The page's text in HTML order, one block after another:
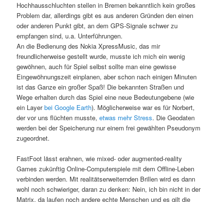
Hochhausschluchten stellen in Bremen bekanntlich kein großes
Problem dar, allerdings gibt es aus anderen Gründen den einen
oder anderen Punkt gibt, an dem GPS-Signale schwer zu
empfangen sind, u.a. Unterführungen.
An die Bedienung des Nokia XpressMusic, das mir
freundlicherweise gestellt wurde, musste ich mich ein wenig
gewöhnen, auch für Spiel selbst sollte man eine gewisse
Eingewöhnungszeit einplanen, aber schon nach einigen Minuten
ist das Ganze ein großer Spaß! Die bekannten Straßen und
Wege erhalten durch das Spiel eine neue Bedeutungebene (wie
ein Layerbei Google Earth). Möglicherweise war es für Norbert,
der vor uns flüchten musste,etwas mehr Stress. Die Geodaten
werden bei der Speicherung nur einem frei gewählten Pseudonym
zugeordnet.
FastFoot lässt erahnen, wie mixed- oder augmented-reality
Games zukünftig Online-Computerspiele mit dem Offline-Leben
verbinden werden. Mit realitätserweiternden Brillen wird es dann
wohl noch schwieriger, daran zu denken: Nein, ich bin nicht in der
Matrix, da laufen noch andere echte Menschen und es gilt die